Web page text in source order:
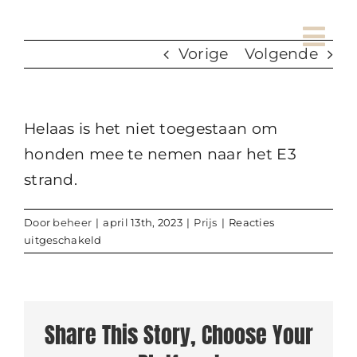
naar
Vorige Volgende
Helaas is het niet toegestaan om
honden mee te nemen naar het E3
strand.
Door beheer | april 13th, 2023 | Prijs | Reacties
uitgeschakeld
Mag
meenemen
naar
Share This Story, Choose Your